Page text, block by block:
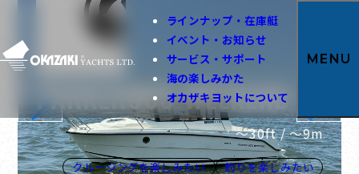
ラインナップ・在庫艇
イベント・お知らせ
サービス・サポート
海の楽しみかた
オカザキヨットについて
MENU
PARKER800 WEEKEND
～30ft / 〜9m
クルージングを楽しみたい
釣りを楽しみたい